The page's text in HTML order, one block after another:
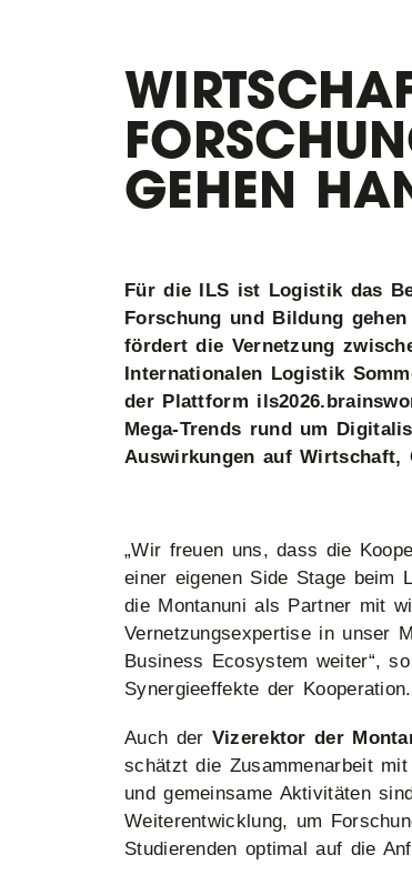
GEHEN
Für die ILS ist Logistik das
Forschung und Bildung
fördert die Vernetzung
Internationalen Logistik
der Plattform
Mega-Trends rund um
Auswirkungen auf Wirtschaft,
„Wir freuen uns, dass die
einer eigenen Side Stage beim
die Montanuni als Partner mit
Vernetzungsexpertise in unser
Business Ecosystem weiter“,
Synergieeffekte der Kooperation.
Auch der Vizerektor der
schätzt die Zusammenarbeit
und gemeinsame Aktivitäten
Weiterentwicklung, um
Studierenden optimal auf die